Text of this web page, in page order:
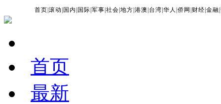
首页 |滚动 国内 国际 |军事 |社会 |地方 |港澳 台湾 |华人 |侨网 财经 |金融 |
首页
最新